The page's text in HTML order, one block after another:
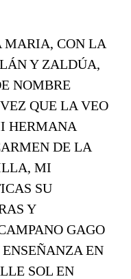
MARIA, CON LA
Y ZALDÚA,
NOMBRE
QUE LA VEO
HERMANA
DE LA
MI
SU
Y
GAGO
EN
SOL EN